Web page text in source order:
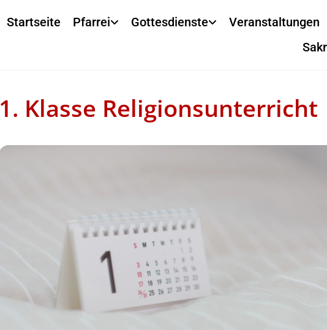
Startseite Pfarrei Gottesdienste
Veranstaltungen
1. Klasse Religionsunterricht